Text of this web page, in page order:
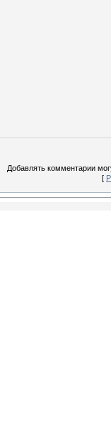
Добавлять комментарии
[